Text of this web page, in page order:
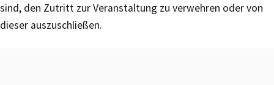
sind, den Zutritt zur Veranstaltung zu verwehren oder von
dieser auszuschließen.